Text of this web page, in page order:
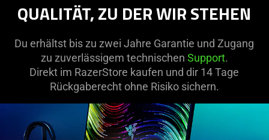
QUALITÄT, ZU DER WIR STEHEN
Du erhältst bis zu zwei Jahre Garantie und Zugang
zu zuverlässigem technischen Support.
Direkt im RazerStore kaufen und dir 14 Tage
Rückgaberecht ohne Risiko sichern.